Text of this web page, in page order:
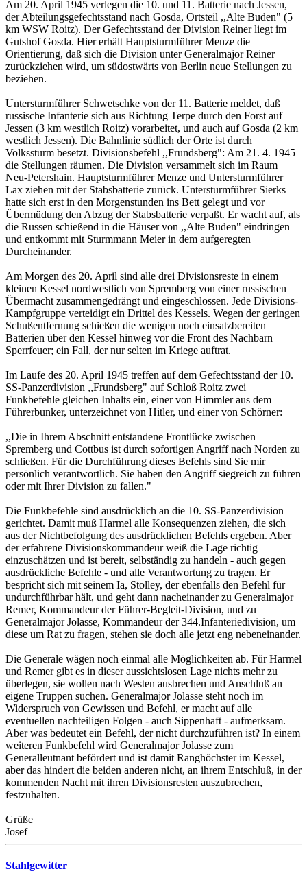
Am 20. April 1945 verlegen die 10. und 11. Batterie nach Jessen,
der Abteilungsgefechtsstand nach Gosda, Ortsteil ,,Alte Buden" (5
km WSW Roitz). Der Gefechtsstand der Division Reiner liegt im
Gutshof Gosda. Hier erhält Hauptsturmführer Menze die
Orientierung, daß sich die Division unter Generalmajor Reiner
zurückziehen wird, um südostwärts von Berlin neue Stellungen zu
beziehen.
Untersturmführer Schwetschke von der 11. Batterie meldet, daß
russische Infanterie sich aus Richtung Terpe durch den Forst auf
Jessen (3 km westlich Roitz) vorarbeitet, und auch auf Gosda (2 km
westlich Jessen). Die Bahnlinie südlich der Orte ist durch
Volkssturm besetzt. Divisionsbefehl ,,Frundsberg": Am 21. 4. 1945
die Stellungen räumen. Die Division versammelt sich im Raum
Neu-Petershain. Hauptsturmführer Menze und Untersturmführer
Lax ziehen mit der Stabsbatterie zurück. Untersturmführer Sierks
hatte sich erst in den Morgenstunden ins Bett gelegt und vor
Übermüdung den Abzug der Stabsbatterie verpaßt. Er wacht auf, als
die Russen schießend in die Häuser von ,,Alte Buden" eindringen
und entkommt mit Sturmmann Meier in dem aufgeregten
Durcheinander.
Am Morgen des 20. April sind alle drei Divisionsreste in einem
kleinen Kessel nordwestlich von Spremberg von einer russischen
Übermacht zusammengedrängt und eingeschlossen. Jede Divisions-
Kampfgruppe verteidigt ein Drittel des Kessels. Wegen der geringen
Schußentfernung schießen die wenigen noch einsatzbereiten
Batterien über den Kessel hinweg vor die Front des Nachbarn
Sperrfeuer; ein Fall, der nur selten im Kriege auftrat.
Im Laufe des 20. April 1945 treffen auf dem Gefechtsstand der 10.
SS-Panzerdivision ,,Frundsberg" auf Schloß Roitz zwei
Funkbefehle gleichen Inhalts ein, einer von Himmler aus dem
Führerbunker, unterzeichnet von Hitler, und einer von Schörner:
,,Die in Ihrem Abschnitt entstandene Frontlücke zwischen
Spremberg und Cottbus ist durch sofortigen Angriff nach Norden zu
schließen. Für die Durchführung dieses Befehls sind Sie mir
persönlich verantwortlich. Sie haben den Angriff siegreich zu führen
oder mit Ihrer Division zu fallen."
Die Funkbefehle sind ausdrücklich an die 10. SS-Panzerdivision
gerichtet. Damit muß Harmel alle Konsequenzen ziehen, die sich
aus der Nichtbefolgung des ausdrücklichen Befehls ergeben. Aber
der erfahrene Divisionskommandeur weiß die Lage richtig
einzuschätzen und ist bereit, selbständig zu handeln - auch gegen
ausdrückliche Befehle - und alle Verantwortung zu tragen. Er
bespricht sich mit seinem Ia, Stolley, der ebenfalls den Befehl für
undurchführbar hält, und geht dann nacheinander zu Generalmajor
Remer, Kommandeur der Führer-Begleit-Division, und zu
Generalmajor Jolasse, Kommandeur der 344.Infanteriedivision, um
diese um Rat zu fragen, stehen sie doch alle jetzt eng nebeneinander.
Die Generale wägen noch einmal alle Möglichkeiten ab. Für Harmel
und Remer gibt es in dieser aussichtslosen Lage nichts mehr zu
überlegen, sie wollen nach Westen ausbrechen und Anschluß an
eigene Truppen suchen. Generalmajor Jolasse steht noch im
Widerspruch von Gewissen und Befehl, er macht auf alle
eventuellen nachteiligen Folgen - auch Sippenhaft - aufmerksam.
Aber was bedeutet ein Befehl, der nicht durchzuführen ist? In einem
weiteren Funkbefehl wird Generalmajor Jolasse zum
Generalleutnant befördert und ist damit Ranghöchster im Kessel,
aber das hindert die beiden anderen nicht, an ihrem Entschluß, in der
kommenden Nacht mit ihren Divisionsresten auszubrechen,
festzuhalten.
Grüße
Josef
Stahlgewitter